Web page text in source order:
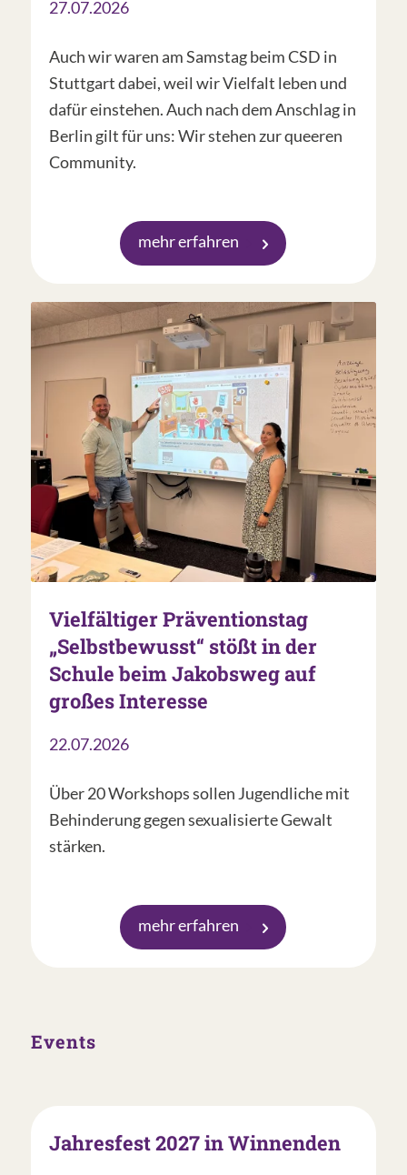
27.07.2026
Auch wir waren am Samstag beim CSD in
Stuttgart dabei, weil wir Vielfalt leben und
dafür einstehen. Auch nach dem Anschlag in
Berlin gilt für uns: Wir stehen zur queeren
Community.
mehr erfahren
Vielfältiger Präventionstag
„Selbstbewusst“ stößt in der
Schule beim Jakobsweg auf
großes Interesse
22.07.2026
Über 20 Workshops sollen Jugendliche mit
Behinderung gegen sexualisierte Gewalt
stärken.
mehr erfahren
Events
Jahresfest 2027 in Winnenden